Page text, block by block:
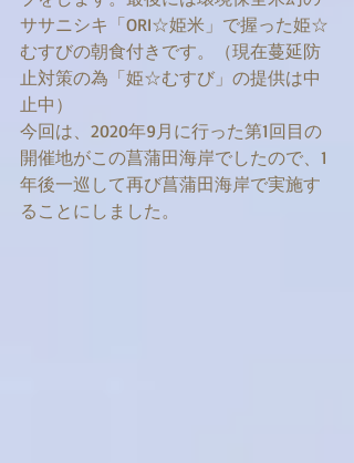
ササニシキ「ORI☆姫米」で握った姫☆
むすびの朝食付きです。（現在蔓延防
止対策の為「姫☆むすび」の提供は中
止中）
今回は、2020年9月に行った第1回目の
開催地がこの菖蒲田海岸でしたので、1
年後一巡して再び菖蒲田海岸で実施す
ることにしました。